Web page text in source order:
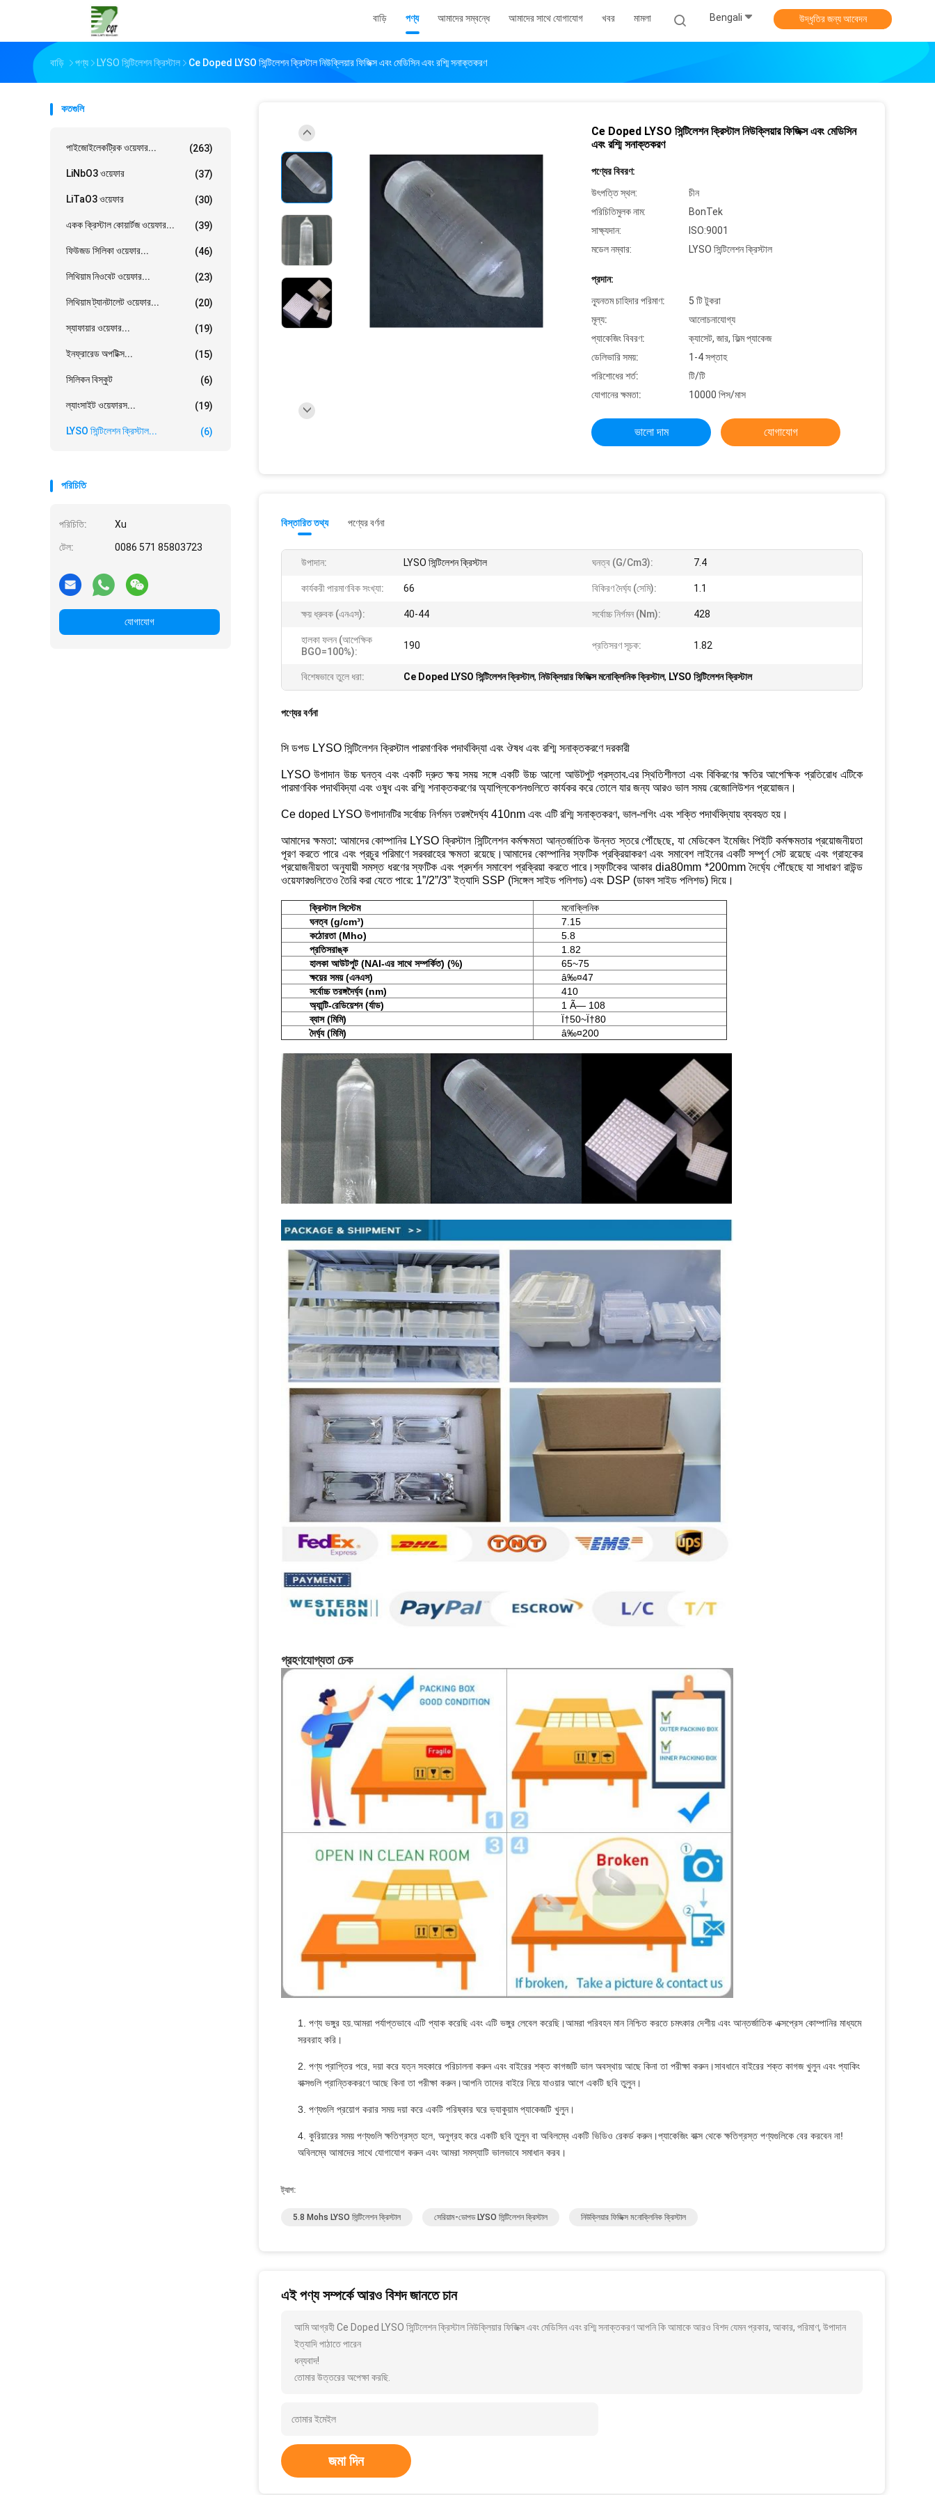
বাড়ি পণ্য আমাদের সম্বন্ধে আমাদের সাথে যোগাযোগ খবর মামলা Bengali উদ্ধৃতির জন্য আবেদন
বাড়ি পণ্য LYSO সিন্টিলেশন ক্রিস্টাল Ce Doped LYSO সিন্টিলেশন ক্রিস্টাল নিউক্লিয়ার ফিজিক্স এবং মেডিসিন এবং রশ্মি সনাক্তকরণ
কতগুলি
পাইজোইলেকট্রিক ওয়েফার... (263)
LiNbO3 ওয়েফার (37)
LiTaO3 ওয়েফার (30)
একক ক্রিস্টাল কোয়ার্টজ ওয়েফার... (39)
ফিউজড সিলিকা ওয়েফার... (46)
লিথিয়াম নিওবেট ওয়েফার... (23)
লিথিয়াম ট্যানটালেট ওয়েফার... (20)
স্যাফায়ার ওয়েফার... (19)
ইনফ্রারেড অপটিক্স... (15)
সিলিকন বিস্কুট (6)
ল্যাংসাইট ওয়েফারস... (19)
LYSO সিন্টিলেশন ক্রিস্টাল... (6)
পরিচিতি
পরিচিতি: Xu
টেল: 0086 571 85803723
যোগাযোগ
Ce Doped LYSO সিন্টিলেশন ক্রিস্টাল নিউক্লিয়ার ফিজিক্স এবং মেডিসিন
এবং রশ্মি সনাক্তকরণ
পণ্যের বিবরণ:
উৎপত্তি স্থল:
চীন
পরিচিতিমুলক নাম:
BonTek
সাক্ষ্যদান:
ISO:9001
মডেল নম্বার:
LYSO সিন্টিলেশন ক্রিস্টাল
প্রদান:
ন্যূনতম চাহিদার পরিমাণ:
5 টি টুকরা
মূল্য:
আলোচনাযোগ্য
প্যাকেজিং বিবরণ:
ক্যাসেট, জার, ফিল্ম প্যাকেজ
ডেলিভারি সময়:
1-4 সপ্তাহ
পরিশোধের শর্ত:
টি/টি
যোগানের ক্ষমতা:
10000 পিস/মাস
ভালো দাম যোগাযোগ
বিস্তারিত তথ্য পণ্যের বর্ণনা
উপাদান: LYSO সিন্টিলেশন ক্রিস্টাল ঘনত্ব (g/cm3): 7.4
কার্যকরী পারমাণবিক সংখ্যা: 66 বিকিরণ দৈর্ঘ্য (সেমি): 1.1
ক্ষয় ধ্রুবক (এনএস): 40-44 সর্বোচ্চ নির্গমন (nm): 428
হালকা ফলন (আপেক্ষিক
BGO=100%):
190 প্রতিসরণ সূচক: 1.82
বিশেষভাবে তুলে ধরা: Ce Doped LYSO সিন্টিলেশন ক্রিস্টাল, নিউক্লিয়ার ফিজিক্স মনোক্লিনিক ক্রিস্টাল, LYSO সিন্টিলেশন ক্রিস্টাল
পণ্যের বর্ণনা
সি ডপড LYSO সিন্টিলেশন ক্রিস্টাল পারমাণবিক পদার্থবিদ্যা এবং ঔষধ এবং রশ্মি সনাক্তকরণে দরকারী
LYSO উপাদান উচ্চ ঘনত্ব এবং একটি দ্রুত ক্ষয় সময় সঙ্গে একটি উচ্চ আলো আউটপুট প্রস্তাব.এর স্থিতিশীলতা এবং বিকিরণের ক্ষতির আপেক্ষিক প্রতিরোধ এটিকে
পারমাণবিক পদার্থবিদ্যা এবং ওষুধ এবং রশ্মি শনাক্তকরণের অ্যাপ্লিকেশনগুলিতে কার্যকর করে তোলে যার জন্য আরও ভাল সময় রেজোলিউশন প্রয়োজন।
Ce doped LYSO উপাদানটির সর্বোচ্চ নির্গমন তরঙ্গদৈর্ঘ্য 410nm এবং এটি রশ্মি সনাক্তকরণ, ভাল-লগিং এবং শক্তি পদার্থবিদ্যায় ব্যবহৃত হয়।
আমাদের ক্ষমতা: আমাদের কোম্পানির LYSO ক্রিস্টাল সিন্টিলেশন কর্মক্ষমতা আন্তর্জাতিক উন্নত স্তরে পৌঁছেছে, যা মেডিকেল ইমেজিং পিইটি কর্মক্ষমতার প্রয়োজনীয়তা
পূরণ করতে পারে এবং প্রচুর পরিমাণে সরবরাহের ক্ষমতা রয়েছে।আমাদের কোম্পানির স্ফটিক প্রক্রিয়াকরণ এবং সমাবেশ লাইনের একটি সম্পূর্ণ সেট রয়েছে এবং গ্রাহকের
প্রয়োজনীয়তা অনুযায়ী সমস্ত ধরণের স্ফটিক এবং প্রদর্শন সমাবেশ প্রক্রিয়া করতে পারে।স্ফটিকের আকার dia80mm *200mm দৈর্ঘ্যে পৌঁছেছে যা সাধারণ রাউন্ড
ওয়েফারগুলিতেও তৈরি করা যেতে পারে: 1”/2”/3” ইত্যাদি SSP (সিঙ্গেল সাইড পলিশড) এবং DSP (ডাবল সাইড পলিশড) দিয়ে।
ক্রিস্টাল সিস্টেম
মনোক্লিনিক
ঘনত্ব (g/cm³)
7.15
কঠোরতা (Mho)
5.8
প্রতিসরাঙ্ক
1.82
হালকা আউটপুট (NAI-এর সাথে সম্পর্কিত) (%)
65~75
ক্ষয়ের সময় (এনএস)
â‰¤47
সর্বোচ্চ তরঙ্গদৈর্ঘ্য (nm)
410
অ্যান্টি-রেডিয়েশন (র্যাড)
1 Ã— 108
ব্যাস (মিমি)
Ï†50~Ï†80
দৈর্ঘ্য (মিমি)
â‰¤200
গ্রহণযোগ্যতা চেক
1. পণ্য ভঙ্গুর হয়.আমরা পর্যাপ্তভাবে এটি প্যাক করেছি এবং এটি ভঙ্গুর লেবেল করেছি।আমরা পরিবহন মান নিশ্চিত করতে চমৎকার দেশীয় এবং আন্তর্জাতিক এক্সপ্রেস কোম্পানির মাধ্যমে
সরবরাহ করি।
2. পণ্য প্রাপ্তির পরে, দয়া করে যত্ন সহকারে পরিচালনা করুন এবং বাইরের শক্ত কাগজটি ভাল অবস্থায় আছে কিনা তা পরীক্ষা করুন।সাবধানে বাইরের শক্ত কাগজ খুলুন এবং প্যাকিং
বাক্সগুলি প্রান্তিককরণে আছে কিনা তা পরীক্ষা করুন।আপনি তাদের বাইরে নিয়ে যাওয়ার আগে একটি ছবি তুলুন।
3. পণ্যগুলি প্রয়োগ করার সময় দয়া করে একটি পরিষ্কার ঘরে ভ্যাকুয়াম প্যাকেজটি খুলুন।
4. কুরিয়ারের সময় পণ্যগুলি ক্ষতিগ্রস্ত হলে, অনুগ্রহ করে একটি ছবি তুলুন বা অবিলম্বে একটি ভিডিও রেকর্ড করুন।প্যাকেজিং বাক্স থেকে ক্ষতিগ্রস্ত পণ্যগুলিকে বের করবেন না!
অবিলম্বে আমাদের সাথে যোগাযোগ করুন এবং আমরা সমস্যাটি ভালভাবে সমাধান করব।
ট্যাগ:
5.8 Mohs LYSO সিন্টিলেশন ক্রিস্টাল সেরিয়াম-ডোপড LYSO সিন্টিলেশন ক্রিস্টাল নিউক্লিয়ার ফিজিক্স মনোক্লিনিক ক্রিস্টাল
এই পণ্য সম্পর্কে আরও বিশদ জানতে চান
আমি আগ্রহী Ce Doped LYSO সিন্টিলেশন ক্রিস্টাল নিউক্লিয়ার ফিজিক্স এবং মেডিসিন এবং রশ্মি সনাক্তকরণ আপনি কি আমাকে আরও বিশদ যেমন প্রকার, আকার, পরিমাণ, উপাদান
ইত্যাদি পাঠাতে পারেন
ধন্যবাদ!
তোমার উত্তরের অপেক্ষা করছি.
জমা দিন